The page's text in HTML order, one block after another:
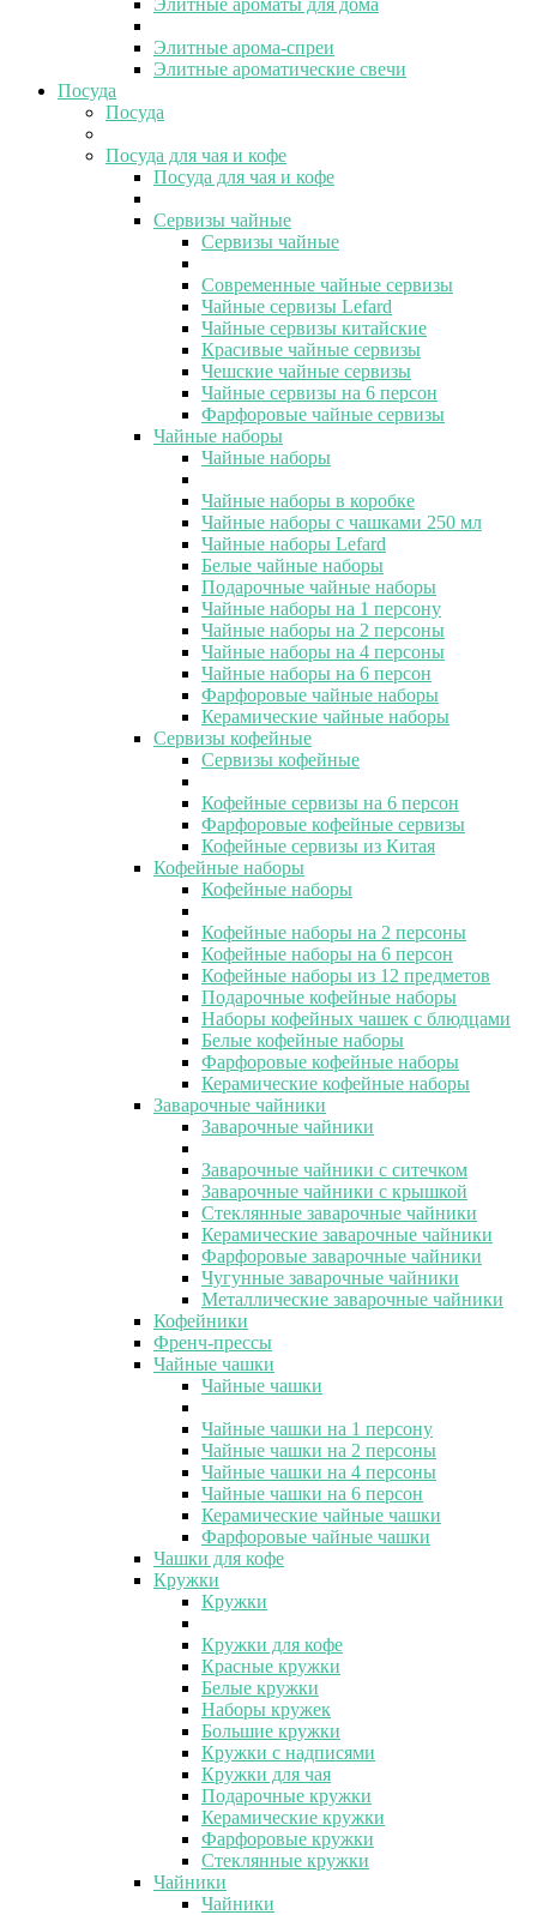
Элитные арома-спреи
Элитные ароматические свечи
Посуда
Посуда
Посуда для чая и кофе
Посуда для чая и кофе
Сервизы чайные
Сервизы чайные
Современные чайные сервизы
Чайные сервизы Lefard
Чайные сервизы китайские
Красивые чайные сервизы
Чешские чайные сервизы
Чайные сервизы на 6 персон
Фарфоровые чайные сервизы
Чайные наборы
Чайные наборы
Чайные наборы в коробке
Чайные наборы с чашками 250 мл
Чайные наборы Lefard
Белые чайные наборы
Подарочные чайные наборы
Чайные наборы на 1 персону
Чайные наборы на 2 персоны
Чайные наборы на 4 персоны
Чайные наборы на 6 персон
Фарфоровые чайные наборы
Керамические чайные наборы
Сервизы кофейные
Сервизы кофейные
Кофейные сервизы на 6 персон
Фарфоровые кофейные сервизы
Кофейные сервизы из Китая
Кофейные наборы
Кофейные наборы
Кофейные наборы на 2 персоны
Кофейные наборы на 6 персон
Кофейные наборы из 12 предметов
Подарочные кофейные наборы
Наборы кофейных чашек с блюдцами
Белые кофейные наборы
Фарфоровые кофейные наборы
Керамические кофейные наборы
Заварочные чайники
Заварочные чайники
Заварочные чайники с ситечком
Заварочные чайники с крышкой
Стеклянные заварочные чайники
Керамические заварочные чайники
Фарфоровые заварочные чайники
Чугунные заварочные чайники
Металлические заварочные чайники
Кофейники
Френч-прессы
Чайные чашки
Чайные чашки
Чайные чашки на 1 персону
Чайные чашки на 2 персоны
Чайные чашки на 4 персоны
Чайные чашки на 6 персон
Керамические чайные чашки
Фарфоровые чайные чашки
Чашки для кофе
Кружки
Кружки
Кружки для кофе
Красные кружки
Белые кружки
Наборы кружек
Большие кружки
Кружки с надписями
Кружки для чая
Подарочные кружки
Керамические кружки
Фарфоровые кружки
Стеклянные кружки
Чайники
Чайники